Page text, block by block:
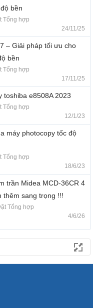
bền
Tổng hợp
24/11/25
– Giải pháp tối ưu cho
bền
Tổng hợp
17/11/25
toshiba e8508A 2023
Tổng hợp
12/1/23
máy photocopy tốc độ
Tổng hợp
18/6/23
trần Midea MCD-36CR 4
thêm sang trọng !!!
Tổng hợp
4/6/26